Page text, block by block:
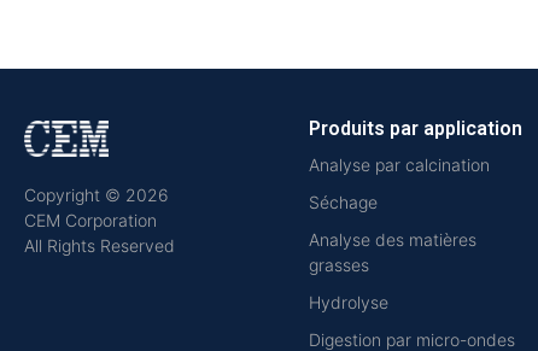
Copyright © 2026
CEM Corporation
All Rights Reserved
Produits par application
Analyse par calcination
Séchage
Analyse des matières
grasses
Hydrolyse
Digestion par micro-ondes